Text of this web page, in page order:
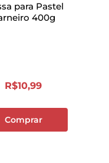
para Pastel
400g
R$10,99
Comprar